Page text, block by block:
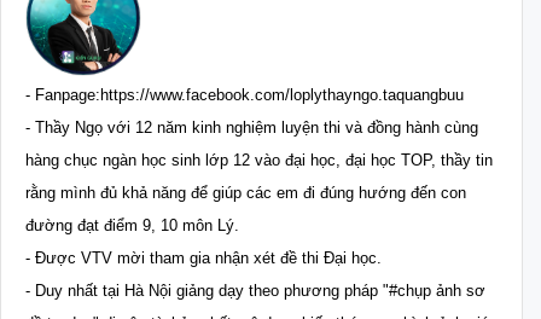
- Fanpage:https://www.facebook.com/loplythayngo.taquangbuu
- Thầy Ngọ với 12 năm kinh nghiệm luyện thi và đồng hành cùng
hàng chục ngàn học sinh lớp 12 vào đại học, đại học TOP, thầy tin
rằng mình đủ khả năng để giúp các em đi đúng hướng đến con
đường đạt điểm 9, 10 môn Lý.
- Được VTV mời tham gia nhận xét đề thi Đại học.
- Duy nhất tại Hà Nội giảng dạy theo phương pháp "#chụp ảnh sơ